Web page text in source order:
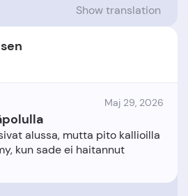
Show translation
Maj 29, 2026
alussa, mutta pito kallioilla
kun sade ei haitannut